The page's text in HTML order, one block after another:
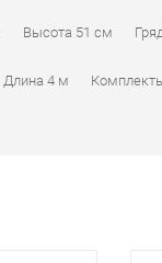
Высота 51 см
Длина 4 м